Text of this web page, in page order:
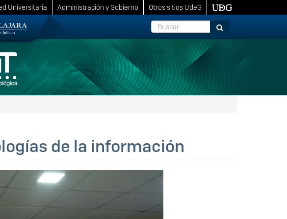
Universitaria Administración y Gobierno
Otros sitios UdeG
Buscar
Buscar
de la información